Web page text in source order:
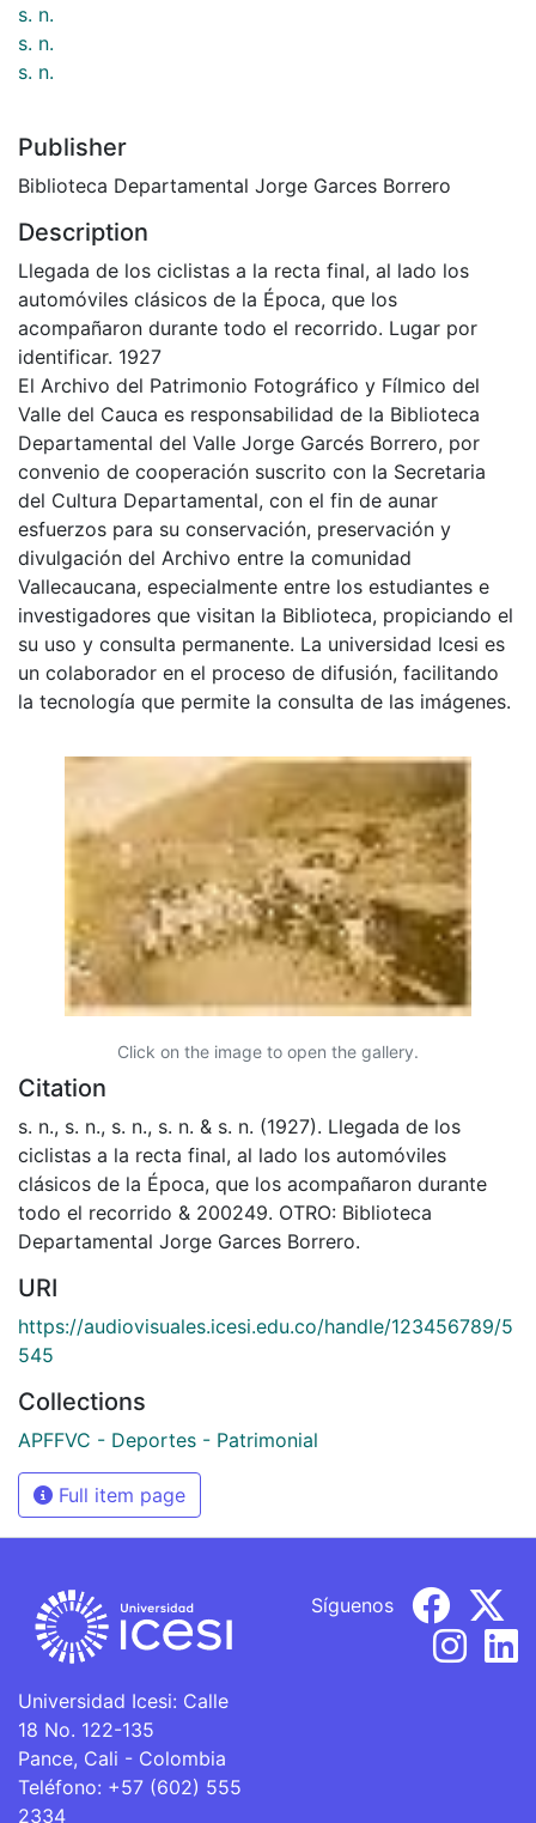
s. n.
s. n.
s. n.
Publisher
Biblioteca Departamental Jorge Garces Borrero
Description
Llegada de los ciclistas a la recta final, al lado los
automóviles clásicos de la Época, que los
acompañaron durante todo el recorrido. Lugar por
identificar. 1927
El Archivo del Patrimonio Fotográfico y Fílmico del
Valle del Cauca es responsabilidad de la Biblioteca
Departamental del Valle Jorge Garcés Borrero, por
convenio de cooperación suscrito con la Secretaria
del Cultura Departamental, con el fin de aunar
esfuerzos para su conservación, preservación y
divulgación del Archivo entre la comunidad
Vallecaucana, especialmente entre los estudiantes e
investigadores que visitan la Biblioteca, propiciando el
su uso y consulta permanente. La universidad Icesi es
un colaborador en el proceso de difusión, facilitando
la tecnología que permite la consulta de las imágenes.
Click on the image to open the gallery.
Citation
s. n., s. n., s. n., s. n. & s. n. (1927). Llegada de los
ciclistas a la recta final, al lado los automóviles
clásicos de la Época, que los acompañaron durante
todo el recorrido & 200249. OTRO: Biblioteca
Departamental Jorge Garces Borrero.
URI
https://audiovisuales.icesi.edu.co/handle/123456789/5
545
Collections
APFFVC - Deportes - Patrimonial
Full item page
Universidad Icesi: Calle
18 No. 122-135
Pance, Cali - Colombia
Teléfono: +57 (602) 555
2334
Síguenos